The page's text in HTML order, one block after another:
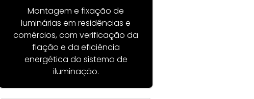
Montagem e fixação de
luminárias em residências e
comércios, com verificação da
fiação e da eficiência
energética do sistema de
iluminação.